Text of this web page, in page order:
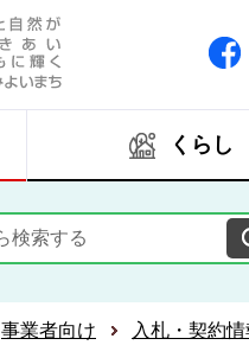
くらし
事業者向け 入札・契約